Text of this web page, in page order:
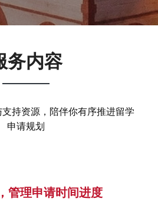
务内容
持资源，陪伴你有序推进留学
申请规划
管理申请时间进度